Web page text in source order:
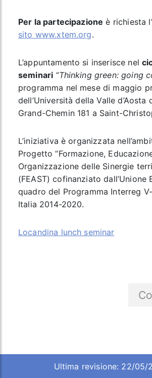
Per la partecipazione è richiesta
sito www.xtem.org.
L’appuntamento si inserisce nel
seminari “Thinking green: going
programma nel mese di maggio
dell’Università della Valle d’Aosta
Grand-Chemin 181 a Saint-
L’iniziativa è organizzata
Progetto “Formazione,
Organizzazione delle Sinergie
(FEAST) cofinanziato dall’Unione
quadro del Programma Interreg
Italia 2014-2020.
Locandina lunch seminar
Ultima revisione: 22/05/